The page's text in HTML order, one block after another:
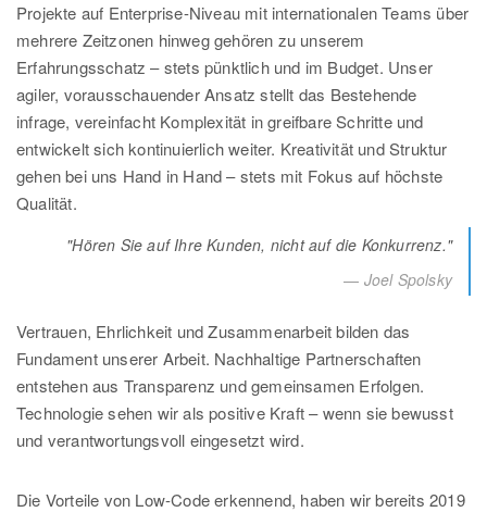
Projekte auf Enterprise-Niveau mit internationalen Teams über
mehrere Zeitzonen hinweg gehören zu unserem
Erfahrungsschatz – stets pünktlich und im Budget. Unser
agiler, vorausschauender Ansatz stellt das Bestehende
infrage, vereinfacht Komplexität in greifbare Schritte und
entwickelt sich kontinuierlich weiter. Kreativität und Struktur
gehen bei uns Hand in Hand – stets mit Fokus auf höchste
Qualität.
"Hören Sie auf Ihre Kunden, nicht auf die Konkurrenz."
Joel Spolsky
Vertrauen, Ehrlichkeit und Zusammenarbeit bilden das
Fundament unserer Arbeit. Nachhaltige Partnerschaften
entstehen aus Transparenz und gemeinsamen Erfolgen.
Technologie sehen wir als positive Kraft – wenn sie bewusst
und verantwortungsvoll eingesetzt wird.
Die Vorteile von Low-Code erkennend, haben wir bereits 2019